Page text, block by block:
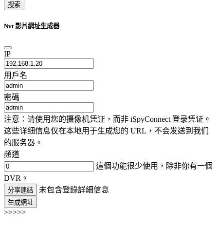
搜索
Nvt 影片網址生成器
IP
用戶名
密碼
注意：请使用您的摄像机凭证，而非 iSpyConnect 登录凭证。
这些详细信息仅在本地用于生成您的 URL，不会发送到我们
的服务器。
頻道
這個功能很少使用，除非你有一個
DVR。
分享連結 未包含登錄詳細信息
生成網址
>>>>>